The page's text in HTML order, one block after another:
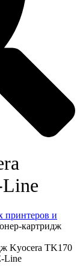
принтеров и
картридж
Kyocera TK170
Line